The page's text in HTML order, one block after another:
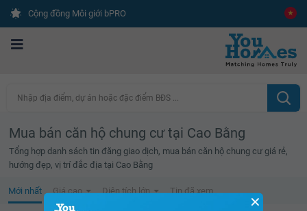
Cộng đồng Môi giới bPRO
Nhập địa điểm, dự án hoặc đặc điểm BĐS ...
Mua bán căn hộ chung cư tại Cao Bằng
Tổng hợp danh sách tin đăng giao dịch, mua bán căn hộ chung cư giá rẻ,
hướng đẹp, vị trí đắc địa tại Cao Bằng
Mới nhất Giá cao Diện tích lớn Tin đã xem
✕